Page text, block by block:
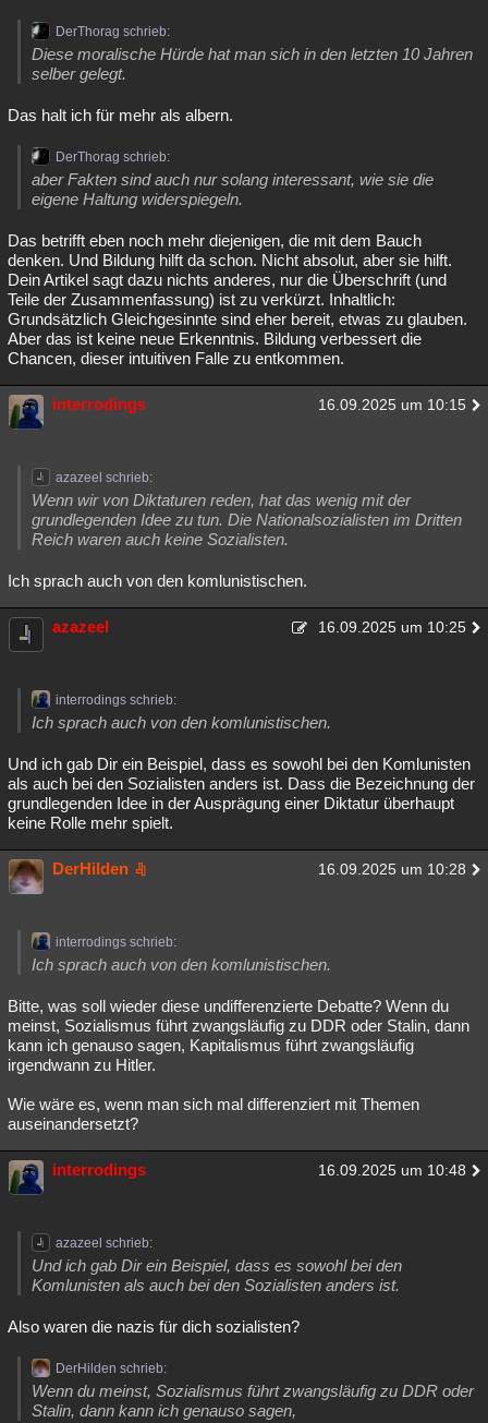
DerThorag schrieb:
Diese moralische Hürde hat man sich in den letzten 10 Jahren
selber gelegt.
Das halt ich für mehr als albern.
DerThorag schrieb:
aber Fakten sind auch nur solang interessant, wie sie die
eigene Haltung widerspiegeln.
Das betrifft eben noch mehr diejenigen, die mit dem Bauch
denken. Und Bildung hilft da schon. Nicht absolut, aber sie hilft.
Dein Artikel sagt dazu nichts anderes, nur die Überschrift (und
Teile der Zusammenfassung) ist zu verkürzt. Inhaltlich:
Grundsätzlich Gleichgesinnte sind eher bereit, etwas zu glauben.
Aber das ist keine neue Erkenntnis. Bildung verbessert die
Chancen, dieser intuitiven Falle zu entkommen.
interrodings 16.09.2025 um 10:15
azazeel schrieb:
Wenn wir von Diktaturen reden, hat das wenig mit der
grundlegenden Idee zu tun. Die Nationalsozialisten im Dritten
Reich waren auch keine Sozialisten.
Ich sprach auch von den komlunistischen.
azazeel 16.09.2025 um 10:25
interrodings schrieb:
Ich sprach auch von den komlunistischen.
Und ich gab Dir ein Beispiel, dass es sowohl bei den Komlunisten
als auch bei den Sozialisten anders ist. Dass die Bezeichnung der
grundlegenden Idee in der Ausprägung einer Diktatur überhaupt
keine Rolle mehr spielt.
DerHilden 16.09.2025 um 10:28
interrodings schrieb:
Ich sprach auch von den komlunistischen.
Bitte, was soll wieder diese undifferenzierte Debatte? Wenn du
meinst, Sozialismus führt zwangsläufig zu DDR oder Stalin, dann
kann ich genauso sagen, Kapitalismus führt zwangsläufig
irgendwann zu Hitler.
Wie wäre es, wenn man sich mal differenziert mit Themen
auseinandersetzt?
interrodings 16.09.2025 um 10:48
azazeel schrieb:
Und ich gab Dir ein Beispiel, dass es sowohl bei den
Komlunisten als auch bei den Sozialisten anders ist.
Also waren die nazis für dich sozialisten?
DerHilden schrieb:
Wenn du meinst, Sozialismus führt zwangsläufig zu DDR oder
Stalin, dann kann ich genauso sagen,